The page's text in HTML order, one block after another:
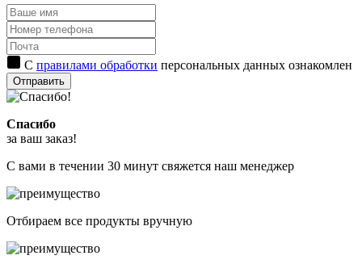
С правилами обработки персональных данных ознакомлен
Отправить
Спасибо
за ваш заказ!
С вами в течении 30 минут свяжется наш менеджер
Отбираем все продукты вручную